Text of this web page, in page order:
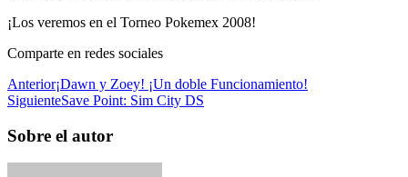
¡Los veremos en el Torneo Pokemex 2008!
Comparte en redes sociales
Anterior¡Dawn y Zoey! ¡Un doble Funcionamiento!
SiguienteSave Point: Sim City DS
Sobre el autor